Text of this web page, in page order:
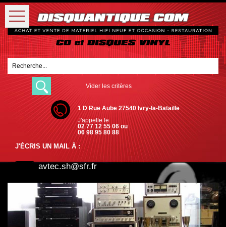
Vider les critères
1 D Rue Aube 27540 Ivry-la-Bataille
J'appelle le
02 77 12 55 06 ou
06 98 95 80 88
J'ÉCRIS UN MAIL À :
avtec.sh@sfr.fr